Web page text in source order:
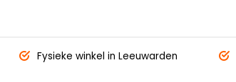
Fysieke winkel in Leeuwarden